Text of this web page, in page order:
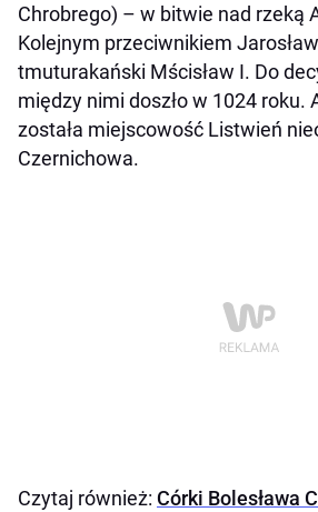
Chrobrego) – w bitwie nad rzeką
Kolejnym przeciwnikiem
tmuturakański Mścisław I. Do
między nimi doszło w 1024 roku.
została miejscowość Listwień
Czernichowa.
Czytaj również: Córki Bolesława